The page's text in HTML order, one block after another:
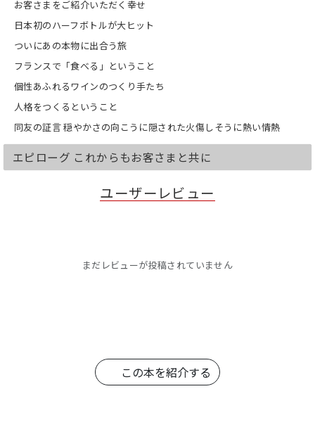
お客さまをご紹介いただく幸せ
日本初のハーフボトルが大ヒット
ついにあの本物に出合う旅
フランスで「食べる」ということ
個性あふれるワインのつくり手たち
人格をつくるということ
同友の証言 穏やかさの向こうに隠された火傷しそうに熱い情熱
エピローグ これからもお客さまと共に
ユーザーレビュー
まだレビューが投稿されていません
この本を紹介する